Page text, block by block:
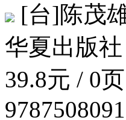
[台]陈茂
华夏出版社
39.8元 / 0页